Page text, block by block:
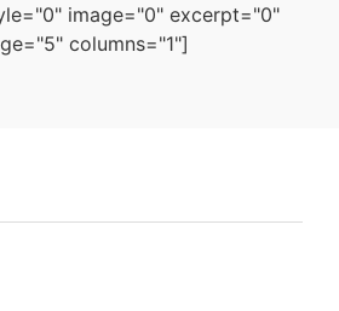
image="0" excerpt="0"
columns="1"]